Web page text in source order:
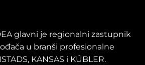
glavni je regionalni zastupnik
u branši profesionalne
KANSAS i KÜBLER.